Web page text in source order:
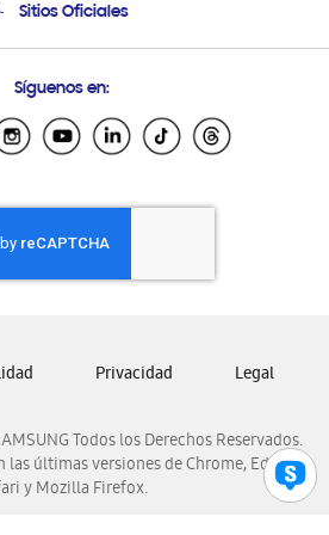
vía eMail
Sitios Oficiales
Samsung Ecuador
El Salvador
Honduras
Nicaragua
Panamá
Venezuela
Síguenos en:
Todos los Derechos Reservados.
las últimas versiones de Chrome, Edge,
y Mozilla Firefox.
Privacidad Legal